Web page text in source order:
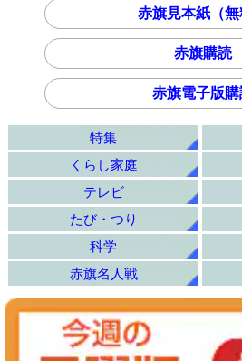
赤旗見本紙（無
赤旗購読
赤旗電子版購
特集
くらし家庭
テレビ
たび・つり
科学
赤旗名人戦